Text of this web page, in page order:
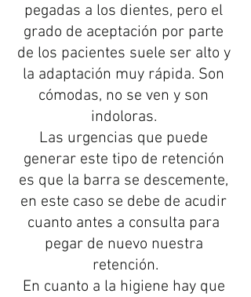
pegadas a los dientes, pero el
grado de aceptación por parte
de los pacientes suele ser alto y
la adaptación muy rápida. Son
cómodas, no se ven y son
indoloras.
Las urgencias que puede
generar este tipo de retención
es que la barra se descemente,
en este caso se debe de acudir
cuanto antes a consulta para
pegar de nuevo nuestra
retención.
En cuanto a la higiene hay que